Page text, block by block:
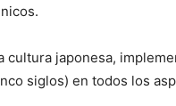
cultura japonesa,
siglos) en todos los